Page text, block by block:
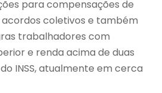
para compensações de
coletivos e também
trabalhadores com
e renda acima de duas
INSS, atualmente em cerca